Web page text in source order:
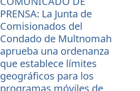
PRENSA: La Junta de
Comisionados del
Condado de Multnomah
aprueba una ordenanza
que establece límites
geográficos para los